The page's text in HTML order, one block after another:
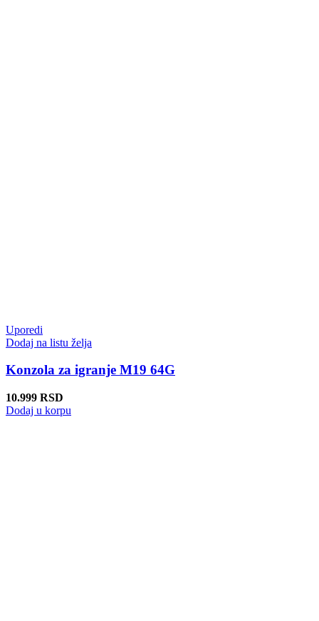
Uporedi
Dodaj na listu želja
Konzola za igranje M19 64G
10.999 RSD
Dodaj u korpu